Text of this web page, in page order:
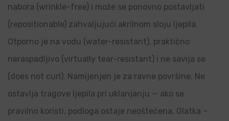
nabora (wrinkle-free) i može se ponovno postavljati
(repositionable) zahvaljujući akrilnom sloju ljepila.
Otporno je na vodu (water-resistant), praktično
neraspadljivo (virtually tear-resistant) i ne savija se
(does not curl). Namijenjen je za ravne površine. Ne
ostavlja tragove ljepila pri uklanjanju — ako se
pravilno koristi, podloga ostaje neoštećena. Glatka –